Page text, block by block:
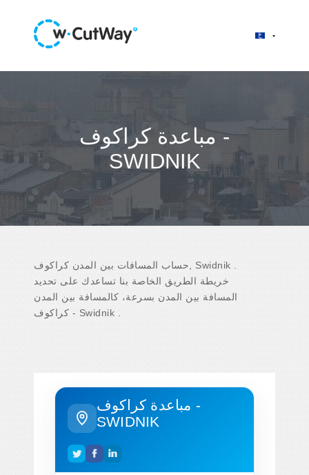
مباعدة كراكوف -
SWIDNIK
حساب المسافات بين المدن كراكوف, Swidnik .
خريطة الطريق الخاصة بنا تساعدك على تحديد
المسافة بين المدن بسرعة، كالمسافة بين المدن
كراكوف - Swidnik .
مباعدة كراكوف -
SWIDNIK